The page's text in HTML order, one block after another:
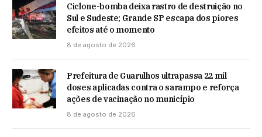
Ciclone-bomba deixa rastro de destruição no
Sul e Sudeste; Grande SP escapa dos piores
efeitos até o momento
8 de agosto de 2026
Prefeitura de Guarulhos ultrapassa 22 mil
doses aplicadas contra o sarampo e reforça
ações de vacinação no município
8 de agosto de 2026